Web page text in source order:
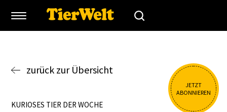
JETZT
ABONNIEREN
zurück zur Übersicht
KURIOSES TIER DER WOCHE